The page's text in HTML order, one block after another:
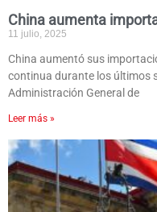
China aumenta
11 julio, 2025
China aumentó sus
continua durante los últimos
Administración General de
Leer más »